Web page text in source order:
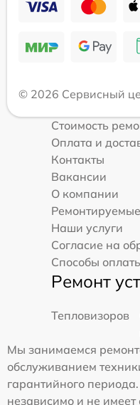
© 2026 Сервисный
Стоимость
Оплата и
Контакты
Вакансии
О компании
Наши услуги
Согласие на
Способы
Ремонт
Тепловизоров
Мы занимаемся
обслуживанием
гарантийного
независимо и не